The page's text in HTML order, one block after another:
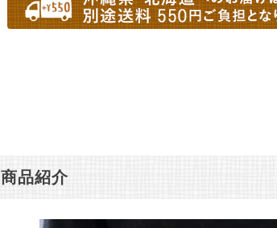
商品紹介